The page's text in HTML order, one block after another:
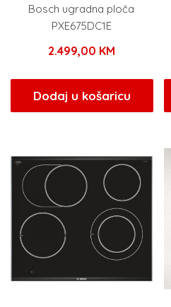
Bosch ugradna ploča
PXE675DC1E
2.499,00 KM
Dodaj u košaricu